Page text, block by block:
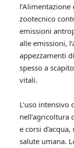
zootecnico
emissioni
alle emissioni,
appezzamenti
spesso a
vitali.
L’uso
nell’agricoltura
e corsi
salute umana.